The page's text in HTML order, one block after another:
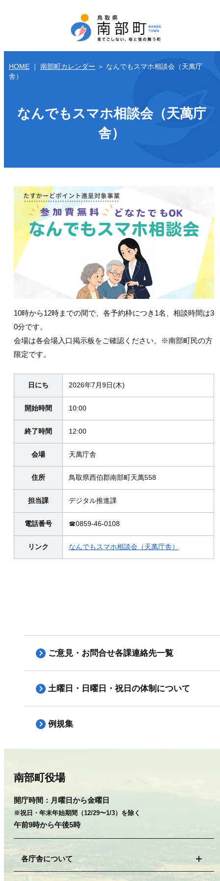
HOME ｜ 南部町カレンダー ＞ なんでもスマホ相談会（天萬庁
舎）
なんでもスマホ相談会（天萬庁
舎）
10時から12時までの間で、各予約枠につき1名、相談時間は3
0分です。
会場は各会場入口掲示板をご確認ください。※南部町民の方
限定です。
日にち 2026年7月9日(木)
開始時間 10:00
終了時間 12:00
会場 天萬庁舎
住所 鳥取県西伯郡南部町天萬558
担当課 デジタル推進課
電話番号 ☎0859-46-0108
リンク なんでもスマホ相談会（天萬庁舎）
ご意見・お問合せ各課連絡先一覧
土曜日・日曜日・祝日の体制について
例規集
南部町役場
開庁時間： 月曜日から金曜日
※祝日・年末年始期間（12/29〜1/3）を除く
午前9時から午後5時
各庁舎について